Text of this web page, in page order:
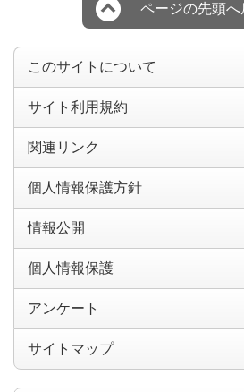
ページの先頭へ
このサイトについて
サイト利用規約
関連リンク
個人情報保護方針
情報公開
個人情報保護
アンケート
サイトマップ